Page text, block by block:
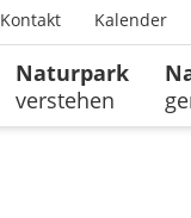
Kontakt Kalender
Naturpark
verstehen